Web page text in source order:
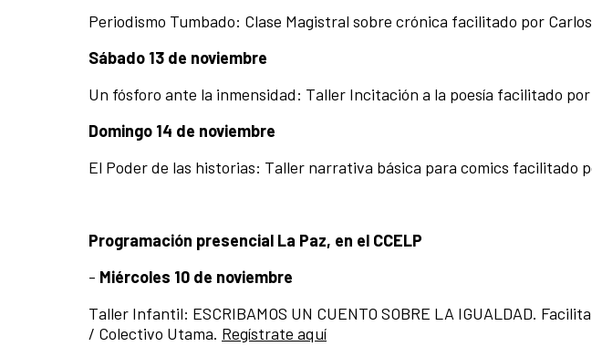
Periodismo Tumbado: Clase Magistral sobre crónica facilitado por
Sábado 13 de noviembre
Un fósforo ante la inmensidad: Taller Incitación a la poesía facilitado por
Domingo 14 de noviembre
El Poder de las historias: Taller narrativa básica para comics facilitado
Programación presencial La Paz, en el CCELP
- Miércoles 10 de noviembre
Taller Infantil: ESCRIBAMOS UN CUENTO SOBRE LA IGUALDAD.
/ Colectivo Utama. Regístrate aquí